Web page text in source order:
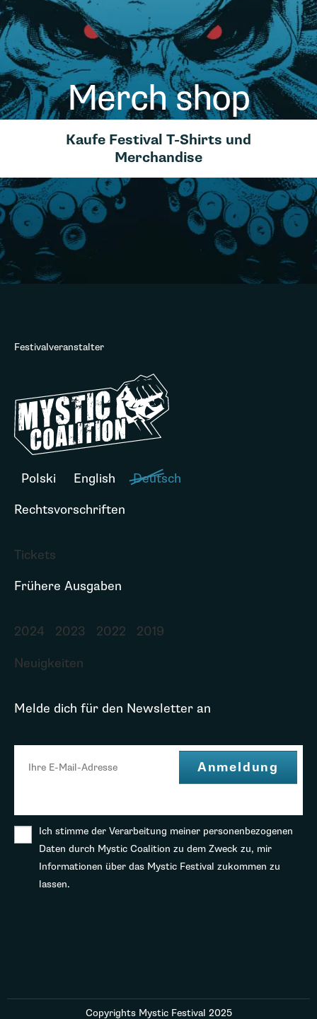
Merch shop
Kaufe Festival T-Shirts und
Merchandise
Festivalveranstalter
Polski English
Deutsch
Rechtsvorschriften
Tickets
Frühere Ausgaben
2024 2023 2022 2019
Neuigkeiten
Melde dich für den Newsletter an
Ich stimme der Verarbeitung meiner personenbezogenen
Daten durch Mystic Coalition zu dem Zweck zu, mir
Informationen über das Mystic Festival zukommen zu
lassen.
Copyrights Mystic Festival 2025